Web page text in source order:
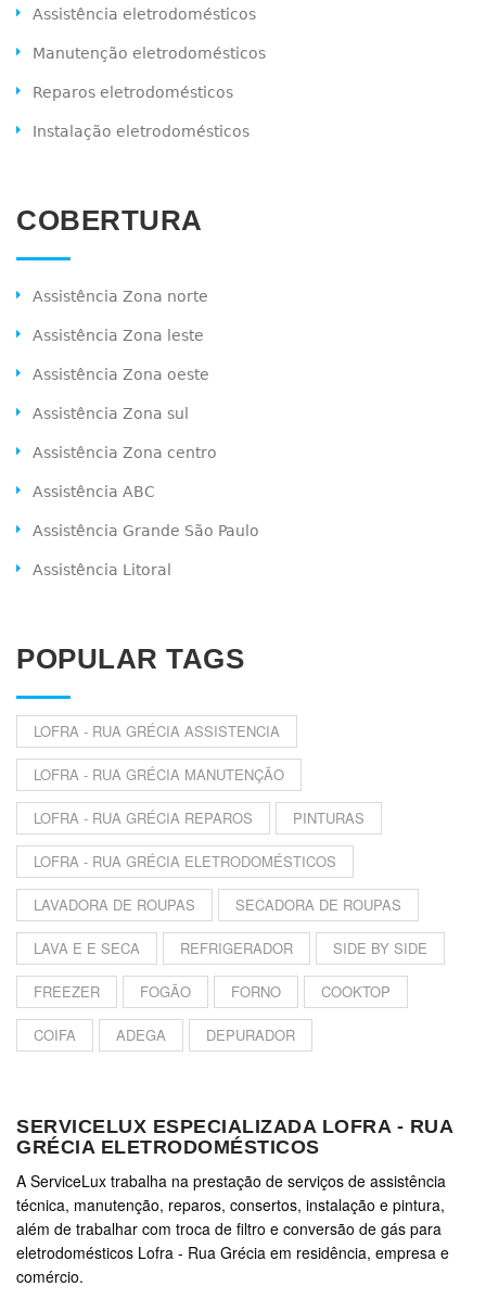
Assistência eletrodomésticos
Manutenção eletrodomésticos
Reparos eletrodomésticos
Instalação eletrodomésticos
COBERTURA
Assistência Zona norte
Assistência Zona leste
Assistência Zona oeste
Assistência Zona sul
Assistência Zona centro
Assistência ABC
Assistência Grande São Paulo
Assistência Litoral
POPULAR TAGS
LOFRA - RUA GRÉCIA ASSISTENCIA
LOFRA - RUA GRÉCIA MANUTENÇÃO
LOFRA - RUA GRÉCIA REPAROS PINTURAS
LOFRA - RUA GRÉCIA ELETRODOMÉSTICOS
LAVADORA DE ROUPAS SECADORA DE ROUPAS
LAVA E E SECA REFRIGERADOR SIDE BY SIDE
FREEZER FOGÃO FORNO COOKTOP
COIFA ADEGA DEPURADOR
SERVICELUX ESPECIALIZADA LOFRA - RUA
GRÉCIA ELETRODOMÉSTICOS
A ServiceLux trabalha na prestação de serviços de assistência
técnica, manutenção, reparos, consertos, instalação e pintura,
além de trabalhar com troca de filtro e conversão de gás para
eletrodomésticos Lofra - Rua Grécia em residência, empresa e
comércio.